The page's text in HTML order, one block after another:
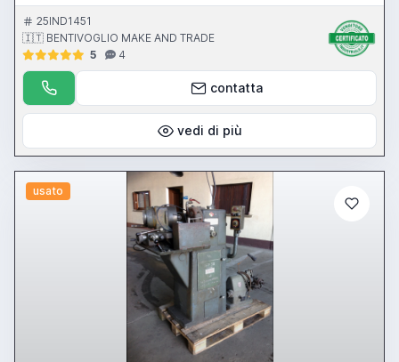
25IND1451
🇮🇹 BENTIVOGLIO MAKE AND TRADE
5
4
contatta
vedi di più
usato